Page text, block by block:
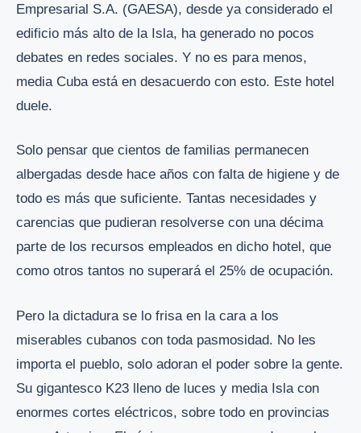
Empresarial S.A. (GAESA), desde ya considerado el
edificio más alto de la Isla, ha generado no pocos
debates en redes sociales. Y no es para menos,
media Cuba está en desacuerdo con esto. Este hotel
duele.
Solo pensar que cientos de familias permanecen
albergadas desde hace años con falta de higiene y de
todo es más que suficiente. Tantas necesidades y
carencias que pudieran resolverse con una décima
parte de los recursos empleados en dicho hotel, que
como otros tantos no superará el 25% de ocupación.
Pero la dictadura se lo frisa en la cara a los
miserables cubanos con toda pasmosidad. No les
importa el pueblo, solo adoran el poder sobre la gente.
Su gigantesco K23 lleno de luces y media Isla con
enormes cortes eléctricos, sobre todo en provincias